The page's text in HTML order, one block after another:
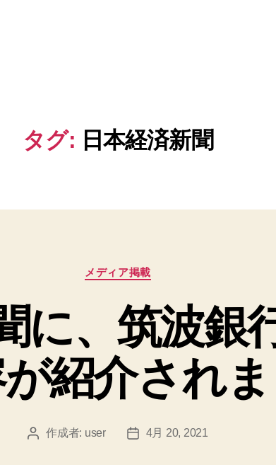
タグ: 日本経済新聞
カ
テ
リ
ー
メディア掲載
に、筑波銀
紹介され
投 作成者: user
投
4月 20, 2021